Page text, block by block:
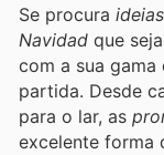
Se procura
Navidad que
com a sua
partida. Desde
para o lar, as
excelente forma